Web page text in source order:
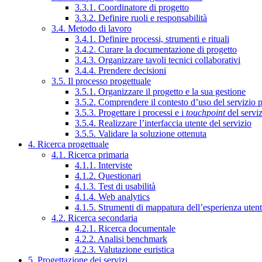
3.3.1. Coordinatore di progetto
3.3.2. Definire ruoli e responsabilità
3.4. Metodo di lavoro
3.4.1. Definire processi, strumenti e rituali
3.4.2. Curare la documentazione di progetto
3.4.3. Organizzare tavoli tecnici collaborativi
3.4.4. Prendere decisioni
3.5. Il processo progettuale
3.5.1. Organizzare il progetto e la sua gestione
3.5.2. Comprendere il contesto d’uso del servizio
3.5.3. Progettare i processi e i touchpointdel
3.5.4. Realizzare l’interfaccia utente del servizio
3.5.5. Validare la soluzione ottenuta
4. Ricerca progettuale
4.1. Ricerca primaria
4.1.1. Interviste
4.1.2. Questionari
4.1.3. Test di usabilità
4.1.4. Web analytics
4.1.5. Strumenti di mappatura dell’esperienza
4.2. Ricerca secondaria
4.2.1. Ricerca documentale
4.2.2. Analisi benchmark
4.2.3. Valutazione euristica
5. Progettazione dei servizi